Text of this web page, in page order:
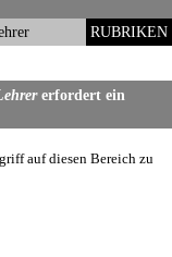
RUBRIKEN
erfordert ein
auf diesen Bereich zu